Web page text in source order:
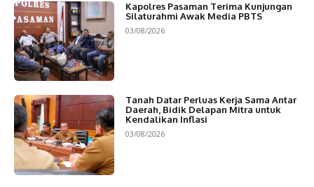
Kapolres Pasaman Terima Kunjungan
Silaturahmi Awak Media PBTS
03/08/2026
Tanah Datar Perluas Kerja Sama Antar
Daerah, Bidik Delapan Mitra untuk
Kendalikan Inflasi
03/08/2026